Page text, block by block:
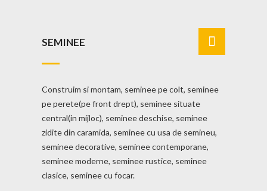
SEMINEE
Construim si montam, seminee pe colt, seminee
pe perete(pe front drept), seminee situate
central(in mijloc), seminee deschise, seminee
zidite din caramida, seminee cu usa de semineu,
seminee decorative, seminee contemporane,
seminee moderne, seminee rustice, seminee
clasice, seminee cu focar.